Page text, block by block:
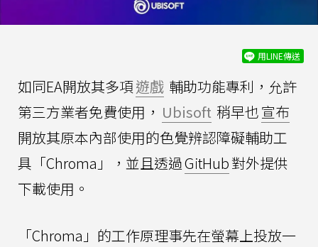
用LINE傳送
如同EA開放其多項遊戲 輔助功能專利，允許
第三方業者免費使用， Ubisoft 稍早也宣布
開放其原本內部使用的色覺辨認障礙輔助工
具「Chroma」，並且透過GitHub對外提供
下載使用。
「Chroma」的工作原理事先在螢幕上投放一